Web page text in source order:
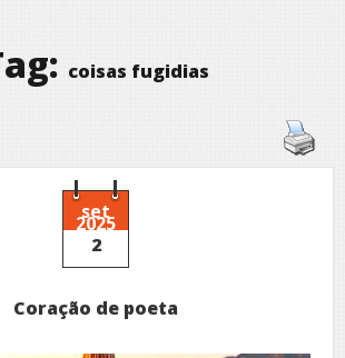
coisas fugidias
set
2025
2
Coração de poeta